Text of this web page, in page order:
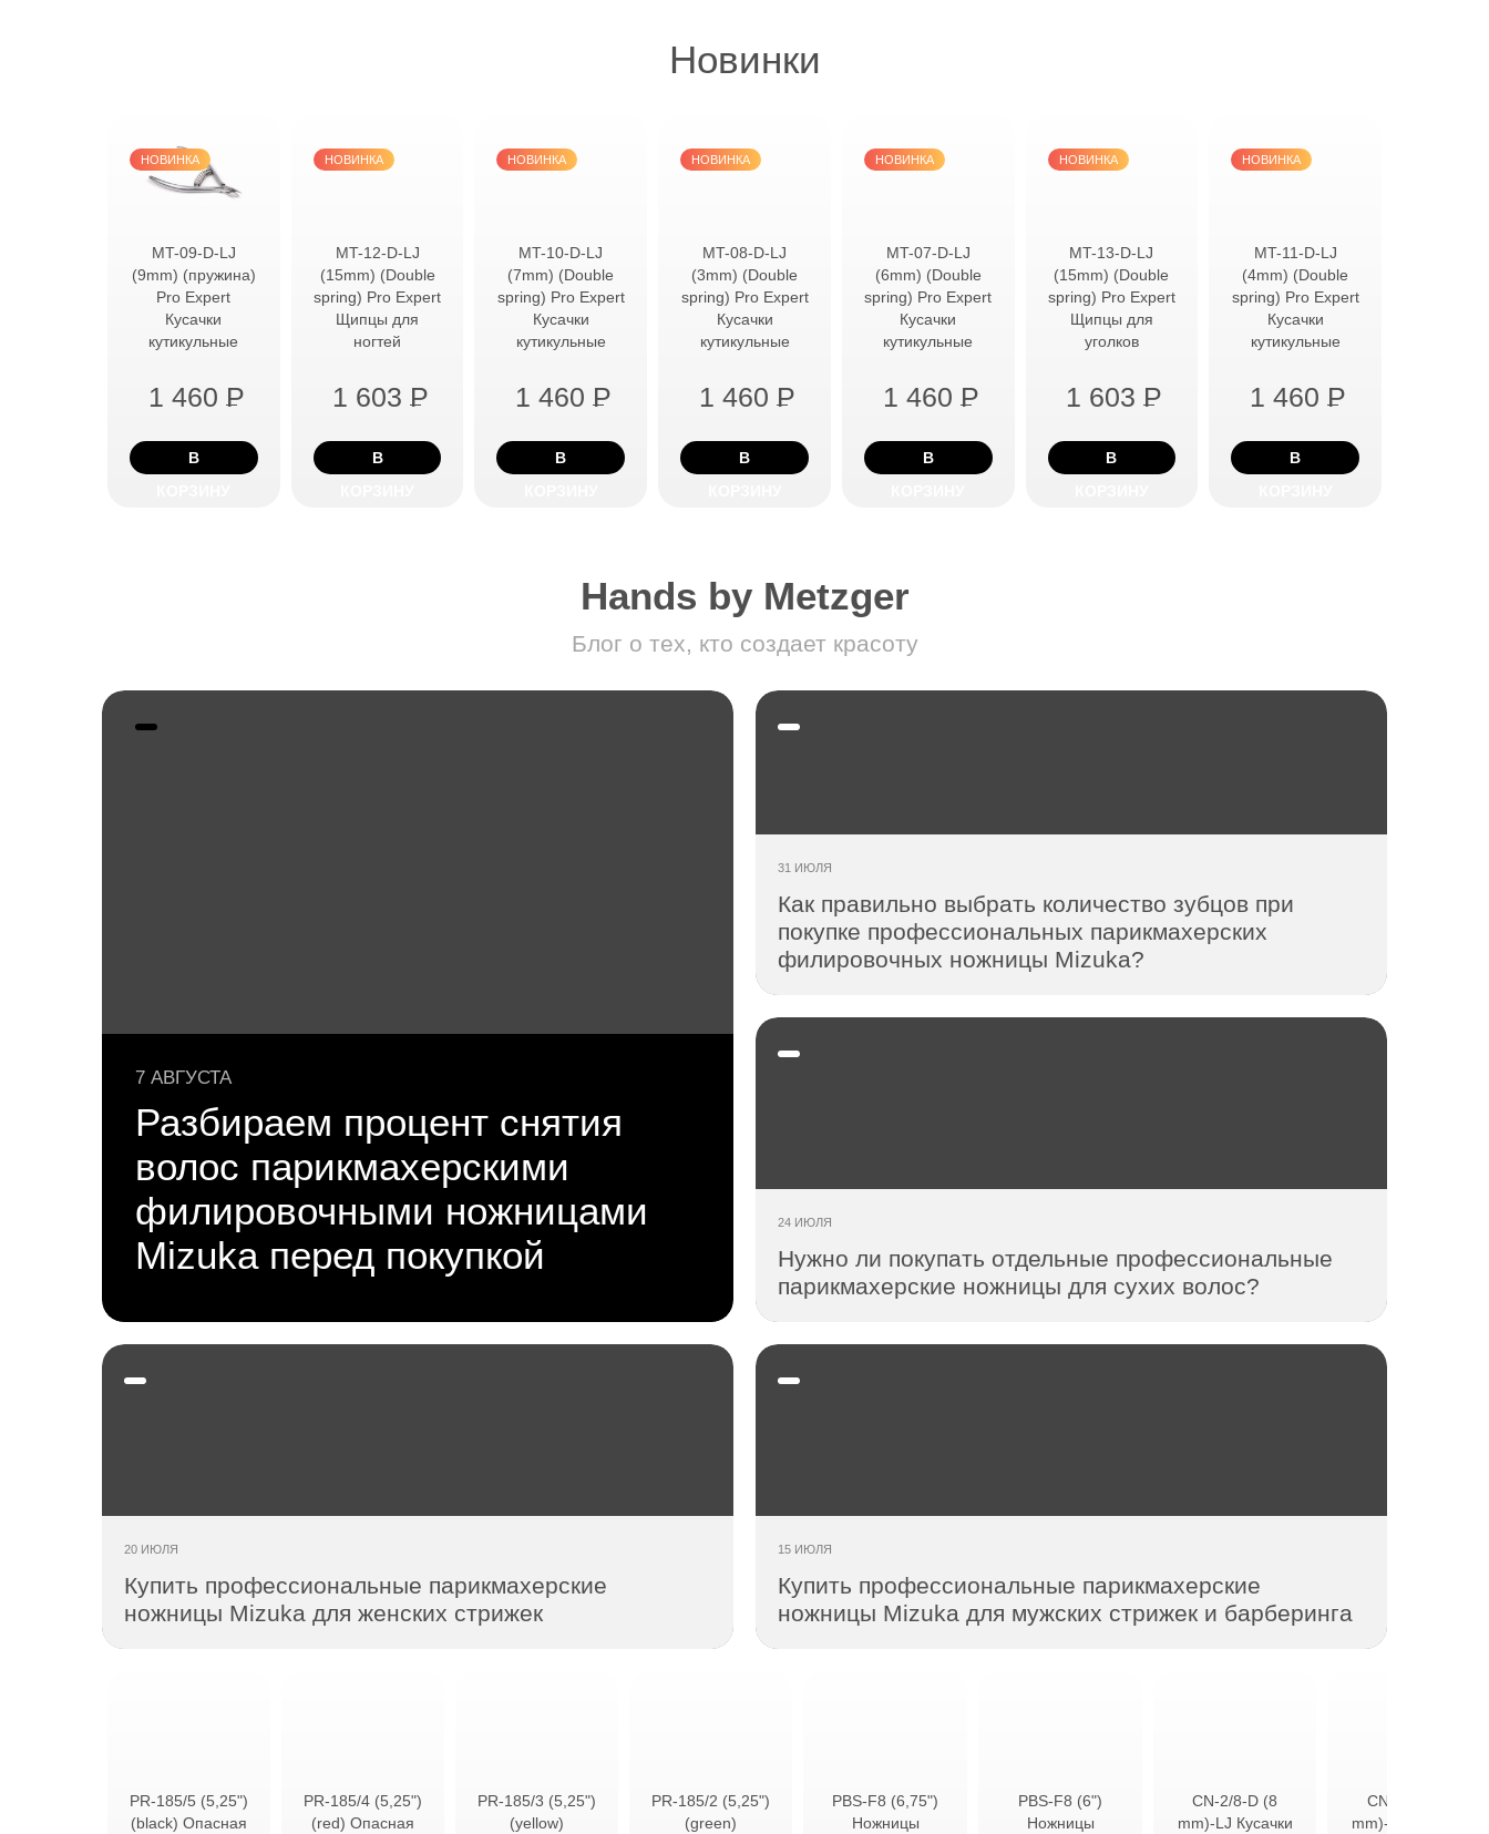
Новинки
НОВИНКА
MT-09-D-LJ
(9mm) (пружина)
Pro Expert
Кусачки
кутикульные
1 460 P
В
НОВИНКА
MT-12-D-LJ
(15mm) (Double
spring) Pro Expert
Щипцы для
ногтей
1 603 P
В
НОВИНКА
MT-10-D-LJ
(7mm) (Double
spring) Pro Expert
Кусачки
кутикульные
1 460P
В
НОВИНКА
MT-08-D-LJ
(3mm) (Double
spring) Pro Expert
Кусачки
кутикульные
1 460P
В
НОВИНКА
MT-07-D-LJ
(6mm) (Double
spring) Pro Expert
Кусачки
кутикульные
1 460 P
В
НОВИНКА
MT-13-D-LJ
(15mm) (Double
spring) Pro Expert
Щипцы для
уголков
1 603P
В
НОВИНКА
MT-11-D-LJ
(4mm) (Double
spring) Pro Expert
Кусачки
кутикульные
1 460P
В
Hands by Metzger
Блог о тех, кто создает красоту
7 АВГУСТА
Разбираем процент снятия
волос парикмахерскими
филировочными ножницами
Mizuka перед покупкой
31 ИЮЛЯ
Как правильно выбрать количество зубцов при
покупке профессиональных парикмахерских
филировочных ножницы Mizuka?
24 ИЮЛЯ
Нужно ли покупать отдельные профессиональные
парикмахерские ножницы для сухих волос?
20 ИЮЛЯ
Купить профессиональные парикмахерские
ножницы Mizuka для женских стрижек
15 ИЮЛЯ
Купить профессиональные парикмахерские
ножницы Mizuka для мужских стрижек и барберинга
PR-185/5 (5,25")
(black) Опасная
PR-185/4 (5,25")
(red) Опасная
PR-185/3 (5,25")
(yellow)
PR-185/2 (5,25")
(green)
PBS-F8 (6,75")
Ножницы
PBS-F8 (6")
Ножницы
CN-2/8-D (8
mm)-LJ Кусачки
CN-2/8-S (8
mm)-LJ Кусачки